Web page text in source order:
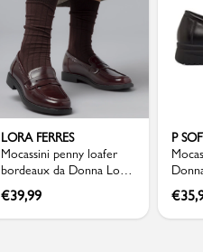
LORA FERRES
Mocassini penny loafer
bordeaux da Donna Lora
Ferres
€39,99
P
€